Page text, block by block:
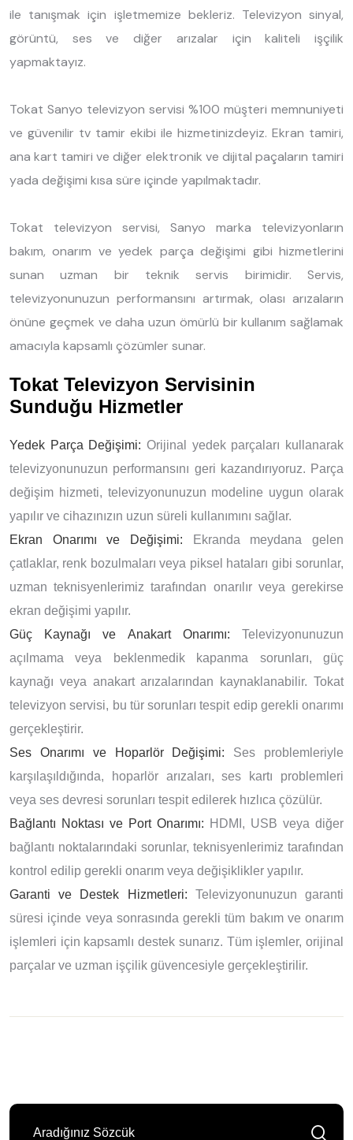
ile tanışmak için işletmemize bekleriz. Televizyon sinyal,
görüntü, ses ve diğer arızalar için kaliteli işçilik
yapmaktayız.
Tokat Sanyo televizyon servisi %100 müşteri memnuniyeti
ve güvenilir tv tamir ekibi ile hizmetinizdeyiz. Ekran tamiri,
ana kart tamiri ve diğer elektronik ve dijital paçaların tamiri
yada değişimi kısa süre içinde yapılmaktadır.
Tokat televizyon servisi, Sanyo marka televizyonların
bakım, onarım ve yedek parça değişimi gibi hizmetlerini
sunan uzman bir teknik servis birimidir. Servis,
televizyonunuzun performansını artırmak, olası arızaların
önüne geçmek ve daha uzun ömürlü bir kullanım sağlamak
amacıyla kapsamlı çözümler sunar.
Tokat Televizyon Servisinin
Sunduğu Hizmetler
Yedek Parça Değişimi: Orijinal yedek parçaları kullanarak
televizyonunuzun performansını geri kazandırıyoruz. Parça
değişim hizmeti, televizyonunuzun modeline uygun olarak
yapılır ve cihazınızın uzun süreli kullanımını sağlar.
Ekran Onarımı ve Değişimi: Ekranda meydana gelen
çatlaklar, renk bozulmaları veya piksel hataları gibi sorunlar,
uzman teknisyenlerimiz tarafından onarılır veya gerekirse
ekran değişimi yapılır.
Güç Kaynağı ve Anakart Onarımı: Televizyonunuzun
açılmama veya beklenmedik kapanma sorunları, güç
kaynağı veya anakart arızalarından kaynaklanabilir. Tokat
televizyon servisi, bu tür sorunları tespit edip gerekli onarımı
gerçekleştirir.
Ses Onarımı ve Hoparlör Değişimi: Ses problemleriyle
karşılaşıldığında, hoparlör arızaları, ses kartı problemleri
veya ses devresi sorunları tespit edilerek hızlıca çözülür.
Bağlantı Noktası ve Port Onarımı: HDMI, USB veya diğer
bağlantı noktalarındaki sorunlar, teknisyenlerimiz tarafından
kontrol edilip gerekli onarım veya değişiklikler yapılır.
Garanti ve Destek Hizmetleri: Televizyonunuzun garanti
süresi içinde veya sonrasında gerekli tüm bakım ve onarım
işlemleri için kapsamlı destek sunarız. Tüm işlemler, orijinal
parçalar ve uzman işçilik güvencesiyle gerçekleştirilir.